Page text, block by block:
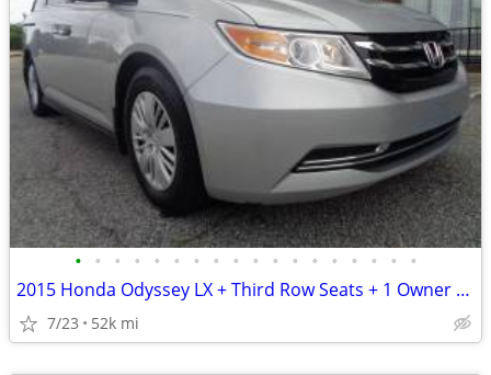
• • • • • • • • • • • • • • • • • •
2015 Honda Odyssey LX + Third Row Seats + 1 Owner + 52,000 Miles
7/23 52k mi